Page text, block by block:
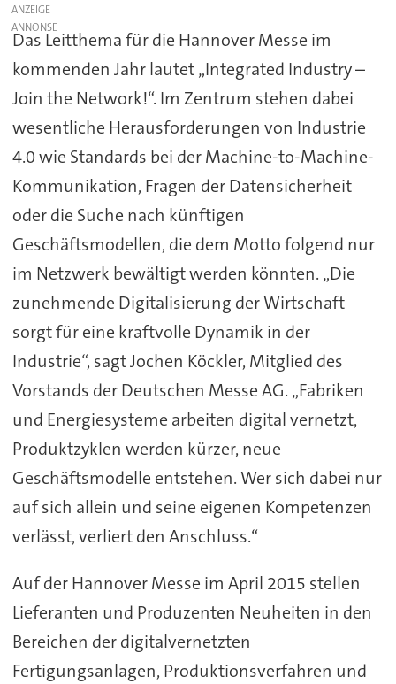
ANZEIGE
Das Leitthema für die Hannover Messe im
kommenden Jahr lautet „Integrated Industry –
Join the Network!“. Im Zentrum stehen dabei
wesentliche Herausforderungen von Industrie
4.0 wie Standards bei der Machine-to-Machine-
Kommunikation, Fragen der Datensicherheit
oder die Suche nach künftigen
Geschäftsmodellen, die dem Motto folgend nur
im Netzwerk bewältigt werden könnten. „Die
zunehmende Digitalisierung der Wirtschaft
sorgt für eine kraftvolle Dynamik in der
Industrie“, sagt Jochen Köckler, Mitglied des
Vorstands der Deutschen Messe AG. „Fabriken
und Energiesysteme arbeiten digital vernetzt,
Produktzyklen werden kürzer, neue
Geschäftsmodelle entstehen. Wer sich dabei nur
auf sich allein und seine eigenen Kompetenzen
verlässt, verliert den Anschluss.“
Auf der Hannover Messe im April 2015 stellen
Lieferanten und Produzenten Neuheiten in den
Bereichen der digitalvernetzten
Fertigungsanlagen, Produktionsverfahren und